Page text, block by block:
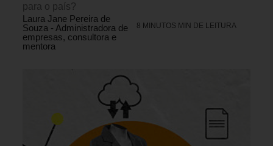
para o país?
Laura Jane Pereira de
Souza - Administradora de
empresas, consultora e
mentora
8 MINUTOS MIN DE LEITURA